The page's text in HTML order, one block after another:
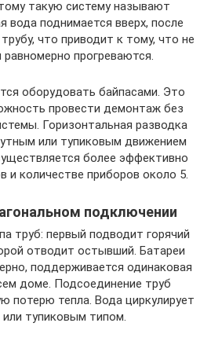
такую систему называют
вода поднимается вверх, после
что приводит к тому, что не
прогреваются.
оборудовать байпасами. Это
провести демонтаж без
Горизонтальная разводка
или тупиковым движением
более эффективно
и количестве приборов около 5.
подключении
труб: первый подводит горячий
отводит остывший. Батареи
поддерживается одинаковая
доме. Подсоединение труб
потерю тепла. Вода циркулирует
тупиковым типом.